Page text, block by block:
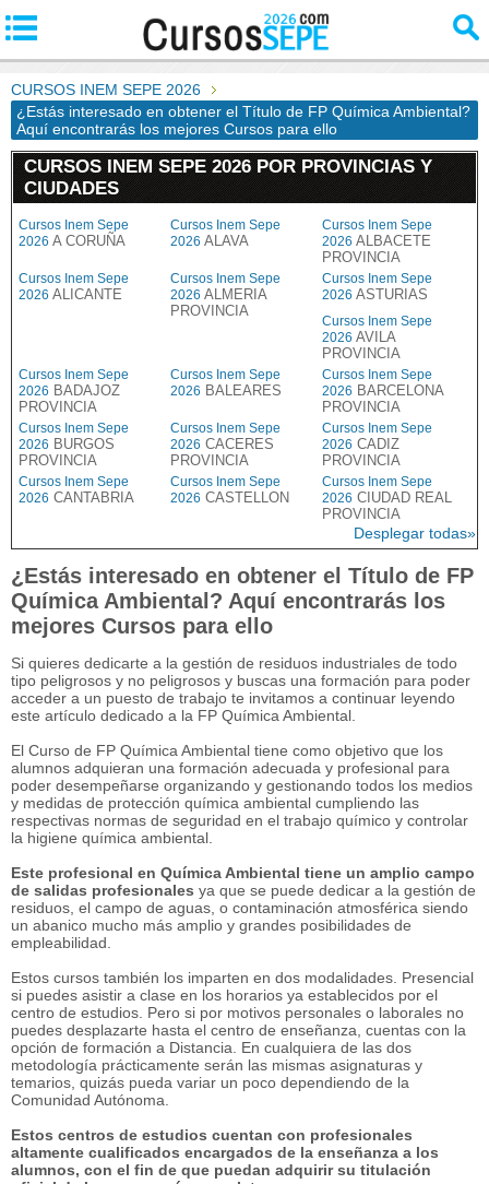
CURSOS INEM SEPE 2026
¿Estás interesado en obtener el Título de FP Química Ambiental?
Aquí encontrarás los mejores Cursos para ello
CURSOS INEM SEPE 2026 POR PROVINCIAS Y
CIUDADES
Cursos Inem Sepe
2026 A CORUÑA
Cursos Inem Sepe
2026 ALAVA
Cursos Inem Sepe
2026 ALBACETE
PROVINCIA
Cursos Inem Sepe
2026 ALICANTE
Cursos Inem Sepe
2026 ALMERIA
PROVINCIA
Cursos Inem Sepe
2026 ASTURIAS
Cursos Inem Sepe
2026 AVILA
PROVINCIA
Cursos Inem Sepe
2026 BADAJOZ
PROVINCIA
Cursos Inem Sepe
2026 BALEARES
Cursos Inem Sepe
2026 BARCELONA
PROVINCIA
Cursos Inem Sepe
2026 BURGOS
PROVINCIA
Cursos Inem Sepe
2026 CACERES
PROVINCIA
Cursos Inem Sepe
2026 CADIZ
PROVINCIA
Cursos Inem Sepe
2026 CANTABRIA
Cursos Inem Sepe
2026 CASTELLON
Cursos Inem Sepe
2026 CIUDAD REAL
PROVINCIA
Desplegar todas»
¿Estás interesado en obtener el Título de FP
Química Ambiental? Aquí encontrarás los
mejores Cursos para ello
Si quieres dedicarte a la gestión de residuos industriales de todo
tipo peligrosos y no peligrosos y buscas una formación para poder
acceder a un puesto de trabajo te invitamos a continuar leyendo
este artículo dedicado a la FP Química Ambiental.
El Curso de FP Química Ambiental tiene como objetivo que los
alumnos adquieran una formación adecuada y profesional para
poder desempeñarse organizando y gestionando todos los medios
y medidas de protección química ambiental cumpliendo las
respectivas normas de seguridad en el trabajo químico y controlar
la higiene química ambiental.
Este profesional en Química Ambiental tiene un amplio campo
de salidas profesionales ya que se puede dedicar a la gestión de
residuos, el campo de aguas, o contaminación atmosférica siendo
un abanico mucho más amplio y grandes posibilidades de
empleabilidad.
Estos cursos también los imparten en dos modalidades. Presencial
si puedes asistir a clase en los horarios ya establecidos por el
centro de estudios. Pero si por motivos personales o laborales no
puedes desplazarte hasta el centro de enseñanza, cuentas con la
opción de formación a Distancia. En cualquiera de las dos
metodología prácticamente serán las mismas asignaturas y
temarios, quizás pueda variar un poco dependiendo de la
Comunidad Autónoma.
Estos centros de estudios cuentan con profesionales
altamente cualificados encargados de la enseñanza a los
alumnos, con el fin de que puedan adquirir su titulación